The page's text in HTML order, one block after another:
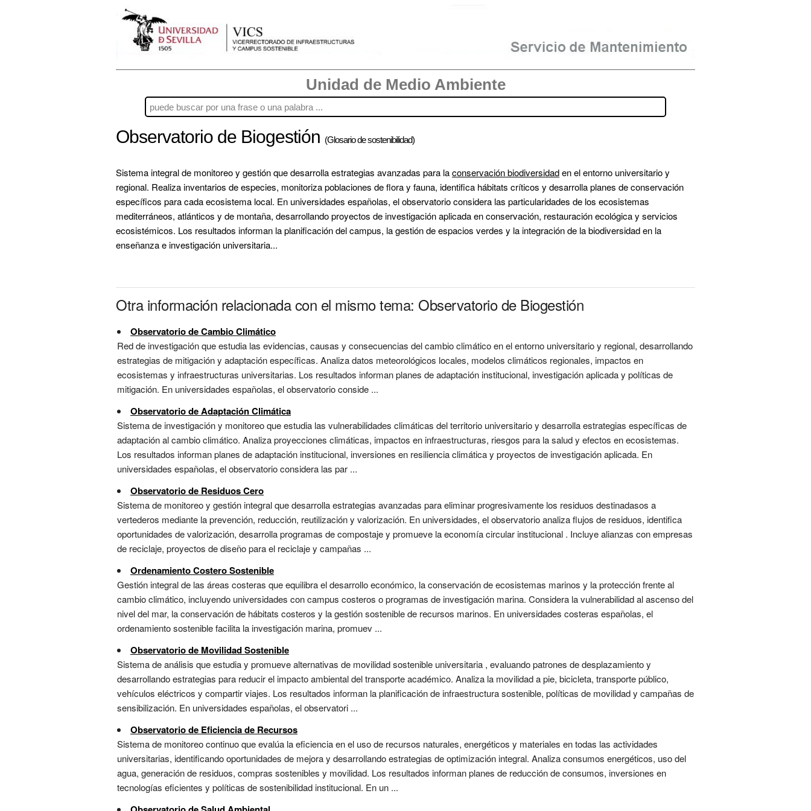
Unidad de Medio Ambiente
Observatorio de Biogestión (Glosario de sostenibilidad)
Sistema integral de monitoreo y gestión que desarrolla estrategias avanzadas para la conservación biodiversidad en el entorno universitario y
regional. Realiza inventarios de especies, monitoriza poblaciones de flora y fauna, identifica hábitats críticos y desarrolla planes de conservación
específicos para cada ecosistema local. En universidades españolas, el observatorio considera las particularidades de los ecosistemas
mediterráneos, atlánticos y de montaña, desarrollando proyectos de investigación aplicada en conservación, restauración ecológica y servicios
ecosistémicos. Los resultados informan la planificación del campus, la gestión de espacios verdes y la integración de la biodiversidad en la
enseñanza e investigación universitaria...
Otra información relacionada con el mismo tema: Observatorio de Biogestión
Observatorio de Cambio Climático
Red de investigación que estudia las evidencias, causas y consecuencias del cambio climático en el entorno universitario y regional, desarrollando
estrategias de mitigación y adaptación específicas. Analiza datos meteorológicos locales, modelos climáticos regionales, impactos en
ecosistemas y infraestructuras universitarias. Los resultados informan planes de adaptación institucional, investigación aplicada y políticas de
mitigación. En universidades españolas, el observatorio conside ...
Observatorio de Adaptación Climática
Sistema de investigación y monitoreo que estudia las vulnerabilidades climáticas del territorio universitario y desarrolla estrategias específicas de
adaptación al cambio climático. Analiza proyecciones climáticas, impactos en infraestructuras, riesgos para la salud y efectos en ecosistemas.
Los resultados informan planes de adaptación institucional, inversiones en resiliencia climática y proyectos de investigación aplicada. En
universidades españolas, el observatorio considera las par ...
Observatorio de Residuos Cero
Sistema de monitoreo y gestión integral que desarrolla estrategias avanzadas para eliminar progresivamente los residuos destinadasos a
vertederos mediante la prevención, reducción, reutilización y valorización. En universidades, el observatorio analiza flujos de residuos, identifica
oportunidades de valorización, desarrolla programas de compostaje y promueve la economía circular institucional . Incluye alianzas con empresas
de reciclaje, proyectos de diseño para el reciclaje y campañas ...
Ordenamiento Costero Sostenible
Gestión integral de las áreas costeras que equilibra el desarrollo económico, la conservación de ecosistemas marinos y la protección frente al
cambio climático, incluyendo universidades con campus costeros o programas de investigación marina. Considera la vulnerabilidad al ascenso del
nivel del mar, la conservación de hábitats costeros y la gestión sostenible de recursos marinos. En universidades costeras españolas, el
ordenamiento sostenible facilita la investigación marina, promuev ...
Observatorio de Movilidad Sostenible
Sistema de análisis que estudia y promueve alternativas de movilidad sostenible universitaria , evaluando patrones de desplazamiento y
desarrollando estrategias para reducir el impacto ambiental del transporte académico. Analiza la movilidad a pie, bicicleta, transporte público,
vehículos eléctricos y compartir viajes. Los resultados informan la planificación de infraestructura sostenible, políticas de movilidad y campañas de
sensibilización. En universidades españolas, el observatori ...
Observatorio de Eficiencia de Recursos
Sistema de monitoreo continuo que evalúa la eficiencia en el uso de recursos naturales, energéticos y materiales en todas las actividades
universitarias, identificando oportunidades de mejora y desarrollando estrategias de optimización integral. Analiza consumos energéticos, uso del
agua, generación de residuos, compras sostenibles y movilidad. Los resultados informan planes de reducción de consumos, inversiones en
tecnologías eficientes y políticas de sostenibilidad institucional. En un ...